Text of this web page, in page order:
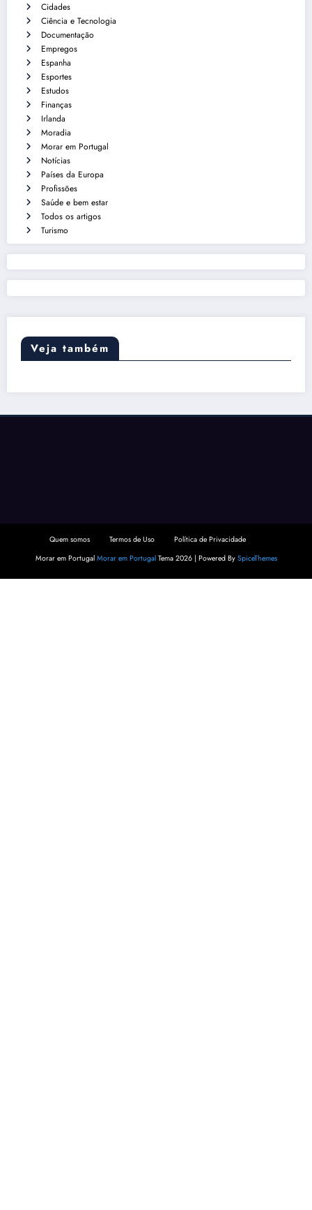
Cidades
Ciência e Tecnologia
Documentação
Empregos
Espanha
Esportes
Estudos
Finanças
Irlanda
Moradia
Morar em Portugal
Notícias
Países da Europa
Profissões
Saúde e bem estar
Todos os artigos
Turismo
Veja também
Quem somos Termos de Uso
Política de Privacidade
Morar em Portugal Morar em PortugalTema 2026 | Powered By SpiceThemes